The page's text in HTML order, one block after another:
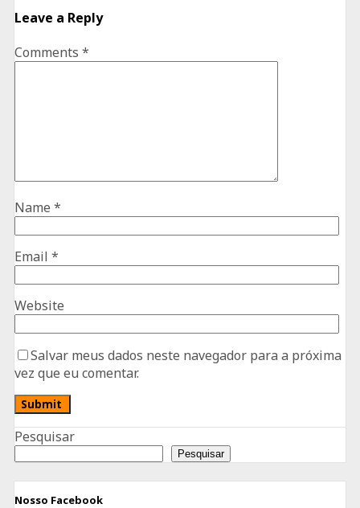
Leave a Reply
Comments *
Name *
Email *
Website
Salvar meus dados neste navegador para a próxima
vez que eu comentar.
Pesquisar
Pesquisar
Nosso Facebook